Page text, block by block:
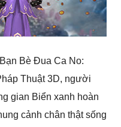
Bè Đua Ca No:
Thuật 3D, người
gian Biển xanh hoàn
cảnh chân thật sống